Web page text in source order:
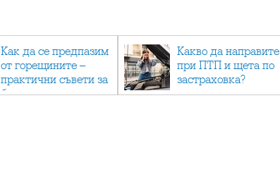
Как да се предпазим
от горещините –
практични съвети за
безопасно лято
Какво да направите
при ПТП и щета по
застраховка?